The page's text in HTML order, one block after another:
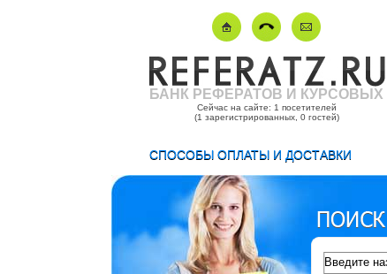
БАНК РЕФЕРАТОВ И КУРСОВЫХ
Сейчас на сайте: 1 посетителей
(1 зарегистрированных, 0 гостей)
СПОСОБЫ ОПЛАТЫ И ДОСТАВКИ